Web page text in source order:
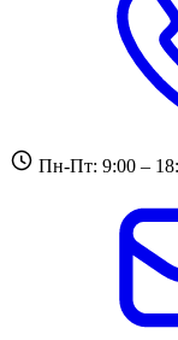
Пн-Пт: 9:00 –